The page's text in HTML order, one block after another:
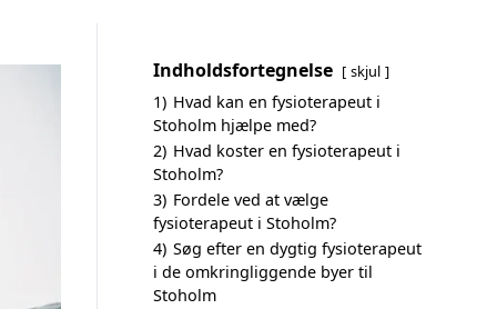
Indholdsfortegnelse skjul
1) Hvad kan en fysioterapeut i
Stoholm hjælpe med?
2) Hvad koster en fysioterapeut i
Stoholm?
3) Fordele ved at vælge
fysioterapeut i Stoholm?
4) Søg efter en dygtig fysioterapeut
i de omkringliggende byer til
Stoholm